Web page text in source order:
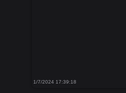
1/7/2024 17:39:18